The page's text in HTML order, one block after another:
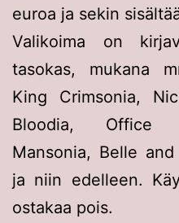
euroa ja sekin
Valikoima on
tasokas, mukana
King Crimsonia,
Bloodia, Office
Mansonia, Belle
ja niin edelleen.
ostakaa pois.